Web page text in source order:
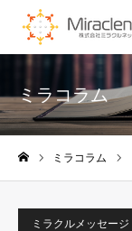
ミラコラム
ミラコラム
ミラクルメッセージ